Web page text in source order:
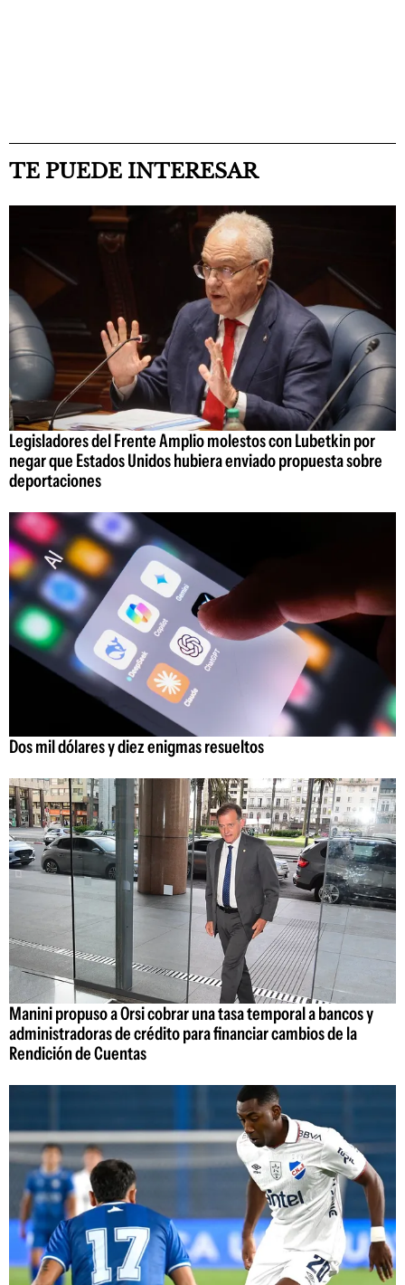
TE PUEDE INTERESAR
Legisladores del Frente Amplio molestos con Lubetkin por
negar que Estados Unidos hubiera enviado propuesta sobre
deportaciones
Dos mil dólares y diez enigmas resueltos
Manini propuso a Orsi cobrar una tasa temporal a bancos y
administradoras de crédito para financiar cambios de la
Rendición de Cuentas